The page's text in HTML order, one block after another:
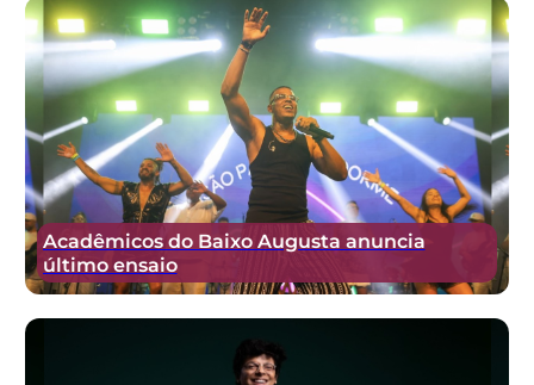
Acadêmicos do Baixo Augusta anuncia
último ensaio